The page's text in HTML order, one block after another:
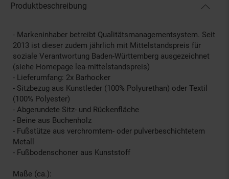
Produktbeschreibung
- Markeninhaber betreibt Qualitätsmanagementsystem. Seit
2013 ist dieser zudem jährlich mit Mittelstandspreis für
soziale Verantwortung Baden-Württemberg ausgezeichnet
(siehe Homepage lea-mittelstandspreis)
- Lieferumfang: 2x Barhocker
- Sitzbezug aus Kunstleder (100% Polyurethan) oder Textil
(100% Polyester)
- Abgerundete Sitz- und Rückenfläche
- Beine aus Buchenholz
- Fußstütze aus verchromtem- oder pulverbeschichtetem
Metall
- Fußbodenschoner aus Kunststoff
Maße (ca.):